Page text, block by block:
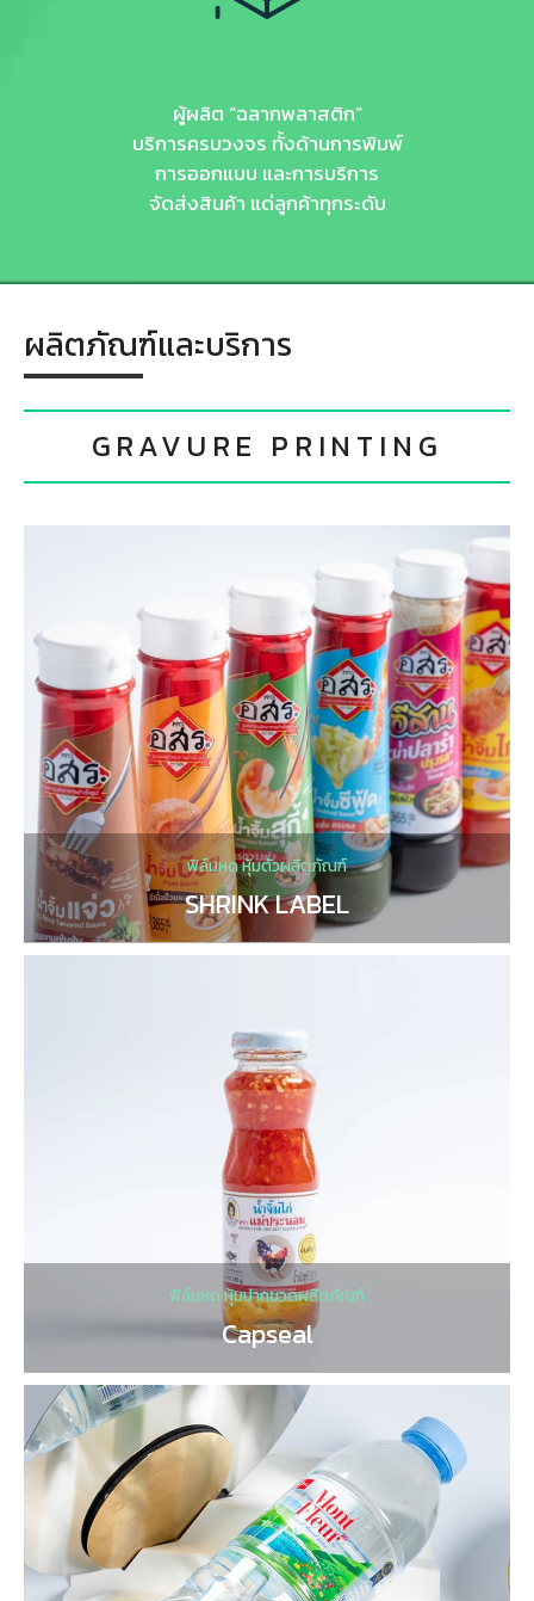
ผู้ผลิต “ฉลากพลาสติก”
บริการครบวงจร ทั้งด้านการพิมพ์
การออกแบบ และการบริการ
จัดส่งสินค้า แด่ลูกค้าทุกระดับ
ผลิตภัณฑ์และบริการ
GRAVURE PRINTING
ฟิล์มหด หุ้มตัวผลิตภัณฑ์
SHRINK LABEL
ฟิล์มหด หุ้มปากขวดผลิตภัณฑ์
Capseal